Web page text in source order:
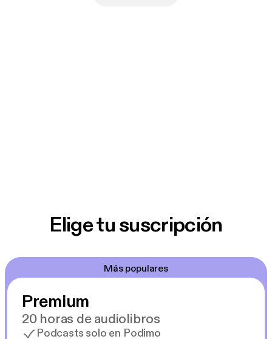
Elige tu suscripción
Más populares
Premium
20 horas de audiolibros
Podcasts solo en Podimo